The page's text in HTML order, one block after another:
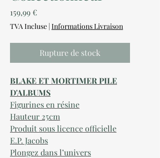
159,99 €Prix
TVA Incluse | Informations Livraison
Rupture de stock
BLAKE ET MORTIMER PILE
D'ALBUMS
Figurines en résine
Hauteur 25cm
Produit sous licence officielle
E.P. Jacobs
Plongez dans l’univers